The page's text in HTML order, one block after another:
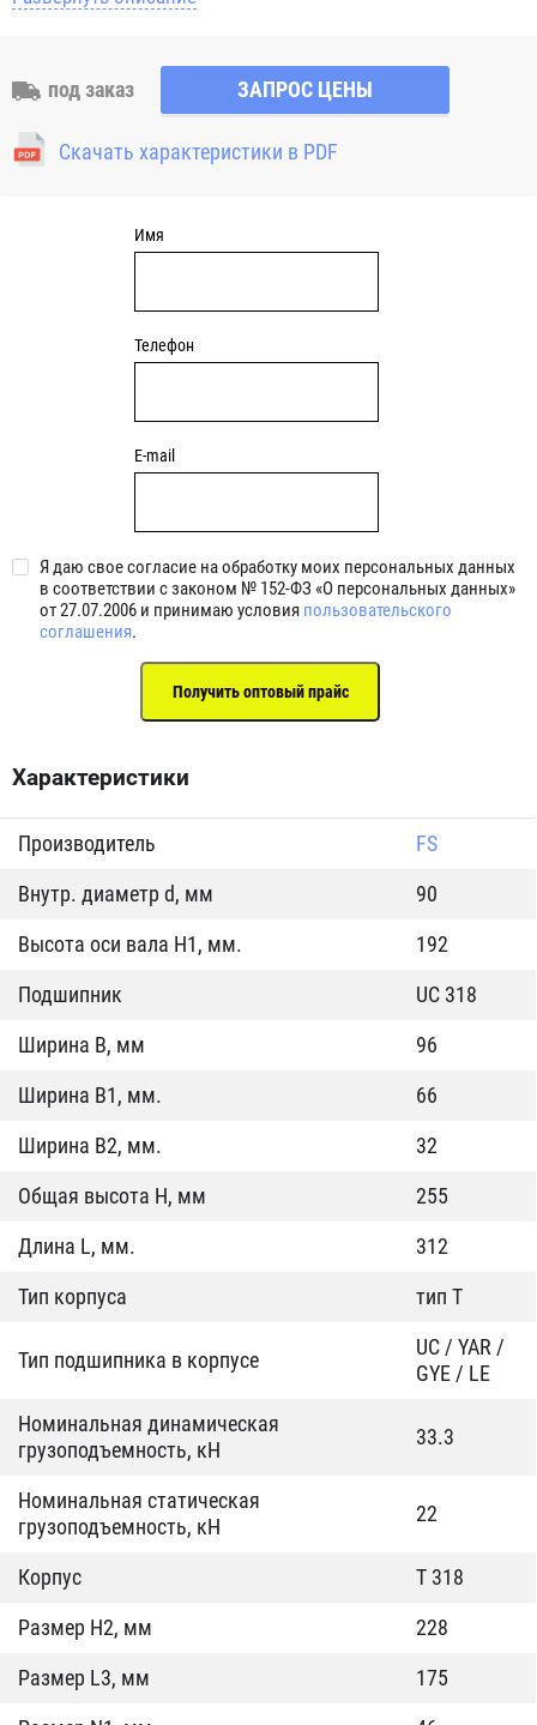
наружное сферическое кольцо и благодаря этому обладает
свойством самоцентрирования. Корпусной
подшипниковый узел натяжного типа может применяться
там, где требуется регулировать расстояние между валом и
натяжения приводных ремней и зубчатых передачах)
под заказ ЗАПРОС ЦЕНЫ
Скачать характеристики в PDF
Имя
Телефон
E-mail
Я даю свое согласие на обработку моих персональных данных
в соответствии с законом № 152-ФЗ «О персональных данных»
от 27.07.2006 и принимаю условия пользовательского
соглашения.
Характеристики
Производитель
FS
Внутр. диаметр d, мм
90
Высота оси вала H1, мм.
192
Подшипник
UC 318
Ширина B, мм
96
Ширина B1, мм.
66
Ширина B2, мм.
32
Общая высота H, мм
255
Длина L, мм.
312
Тип корпуса
тип T
Тип подшипника в корпусе
UC / YAR /
GYE / LE
Номинальная динамическая
грузоподъемность, кН
33.3
Номинальная статическая
грузоподъемность, кН
22
Корпус
T 318
Размер Н2, мм
228
Размер L3, мм
175